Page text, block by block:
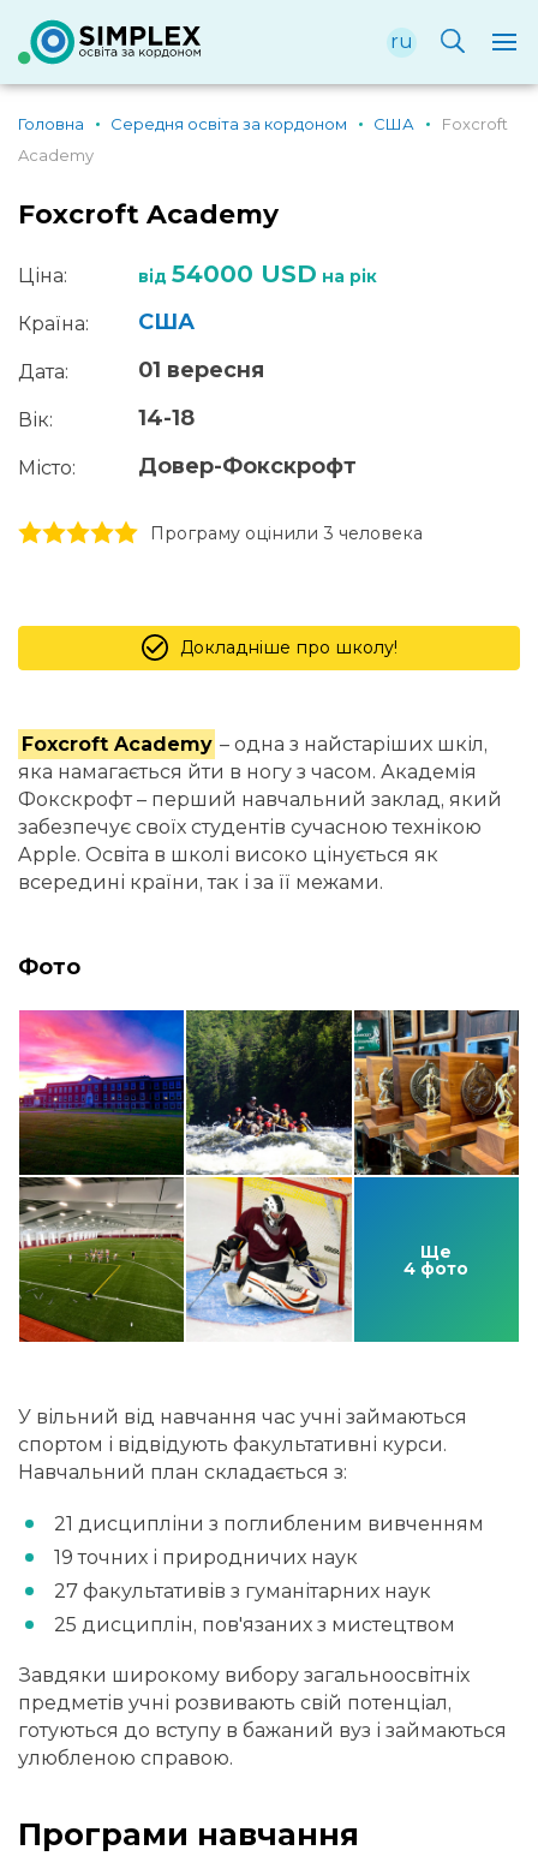
ru
Головна Середня освіта за кордоном США
Foxcroft
Academy
Foxcroft Academy
Ціна: від 54000 USD на рік
Країна: США
Дата: 01 вересня
Вік: 14-18
Місто: Довер-Фокскрофт
5 stars
4 stars
3 stars
2 stars
1 stars Програму оцінили 3 человекa
Докладніше про школу!
Foxcroft Academy – одна з найстаріших шкіл,
яка намагається йти в ногу з часом. Академія
Фокскрофт – перший навчальний заклад, який
забезпечує своїх студентів сучасною технікою
Apple. Освіта в школі високо цінується як
всередині країни, так і за її межами.
Фото
Ще
4 фото
У вільний від навчання час учні займаються
спортом і відвідують факультативні курси.
Навчальний план складається з:
21 дисципліни з поглибленим вивченням
19 точних і природничих наук
27 факультативів з гуманітарних наук
25 дисциплін, пов'язаних з мистецтвом
Завдяки широкому вибору загальноосвітніх
предметів учні розвивають свій потенціал,
готуються до вступу в бажаний вуз і займаються
улюбленою справою.
Програми навчання